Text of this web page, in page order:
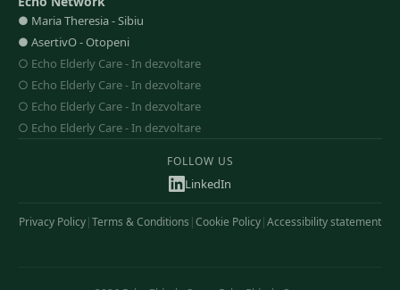
● Maria Theresia-Sibiu
● AsertivO-Otopeni
○ Echo Elderly Care-In dezvoltare
○ Echo Elderly Care-In dezvoltare
○ Echo Elderly Care-In dezvoltare
○ Echo Elderly Care-In dezvoltare
FOLLOW US
LinkedIn
Privacy Policy|Terms & Conditions |Cookie Policy|Accessibility statement